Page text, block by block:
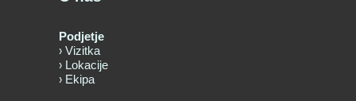
Podjetje
Vizitka
Lokacije
Ekipa